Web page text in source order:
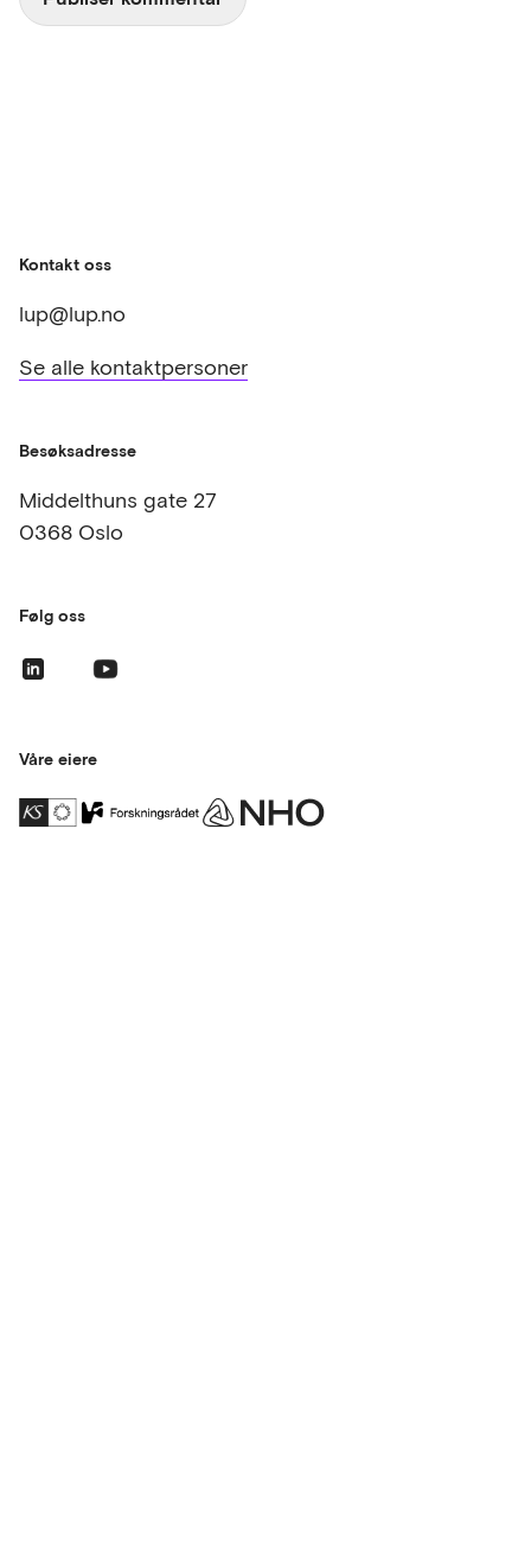
Kontakt oss
lup@lup.no
Se alle kontaktpersoner
Besøksadresse
Middelthuns gate 27
0368 Oslo
Følg oss
Våre eiere